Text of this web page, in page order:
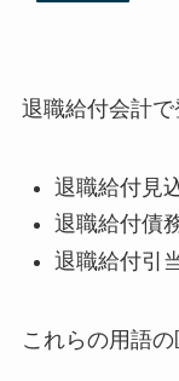
退職給付会計
退職給付見
退職給付債
退職給付引
これらの用語